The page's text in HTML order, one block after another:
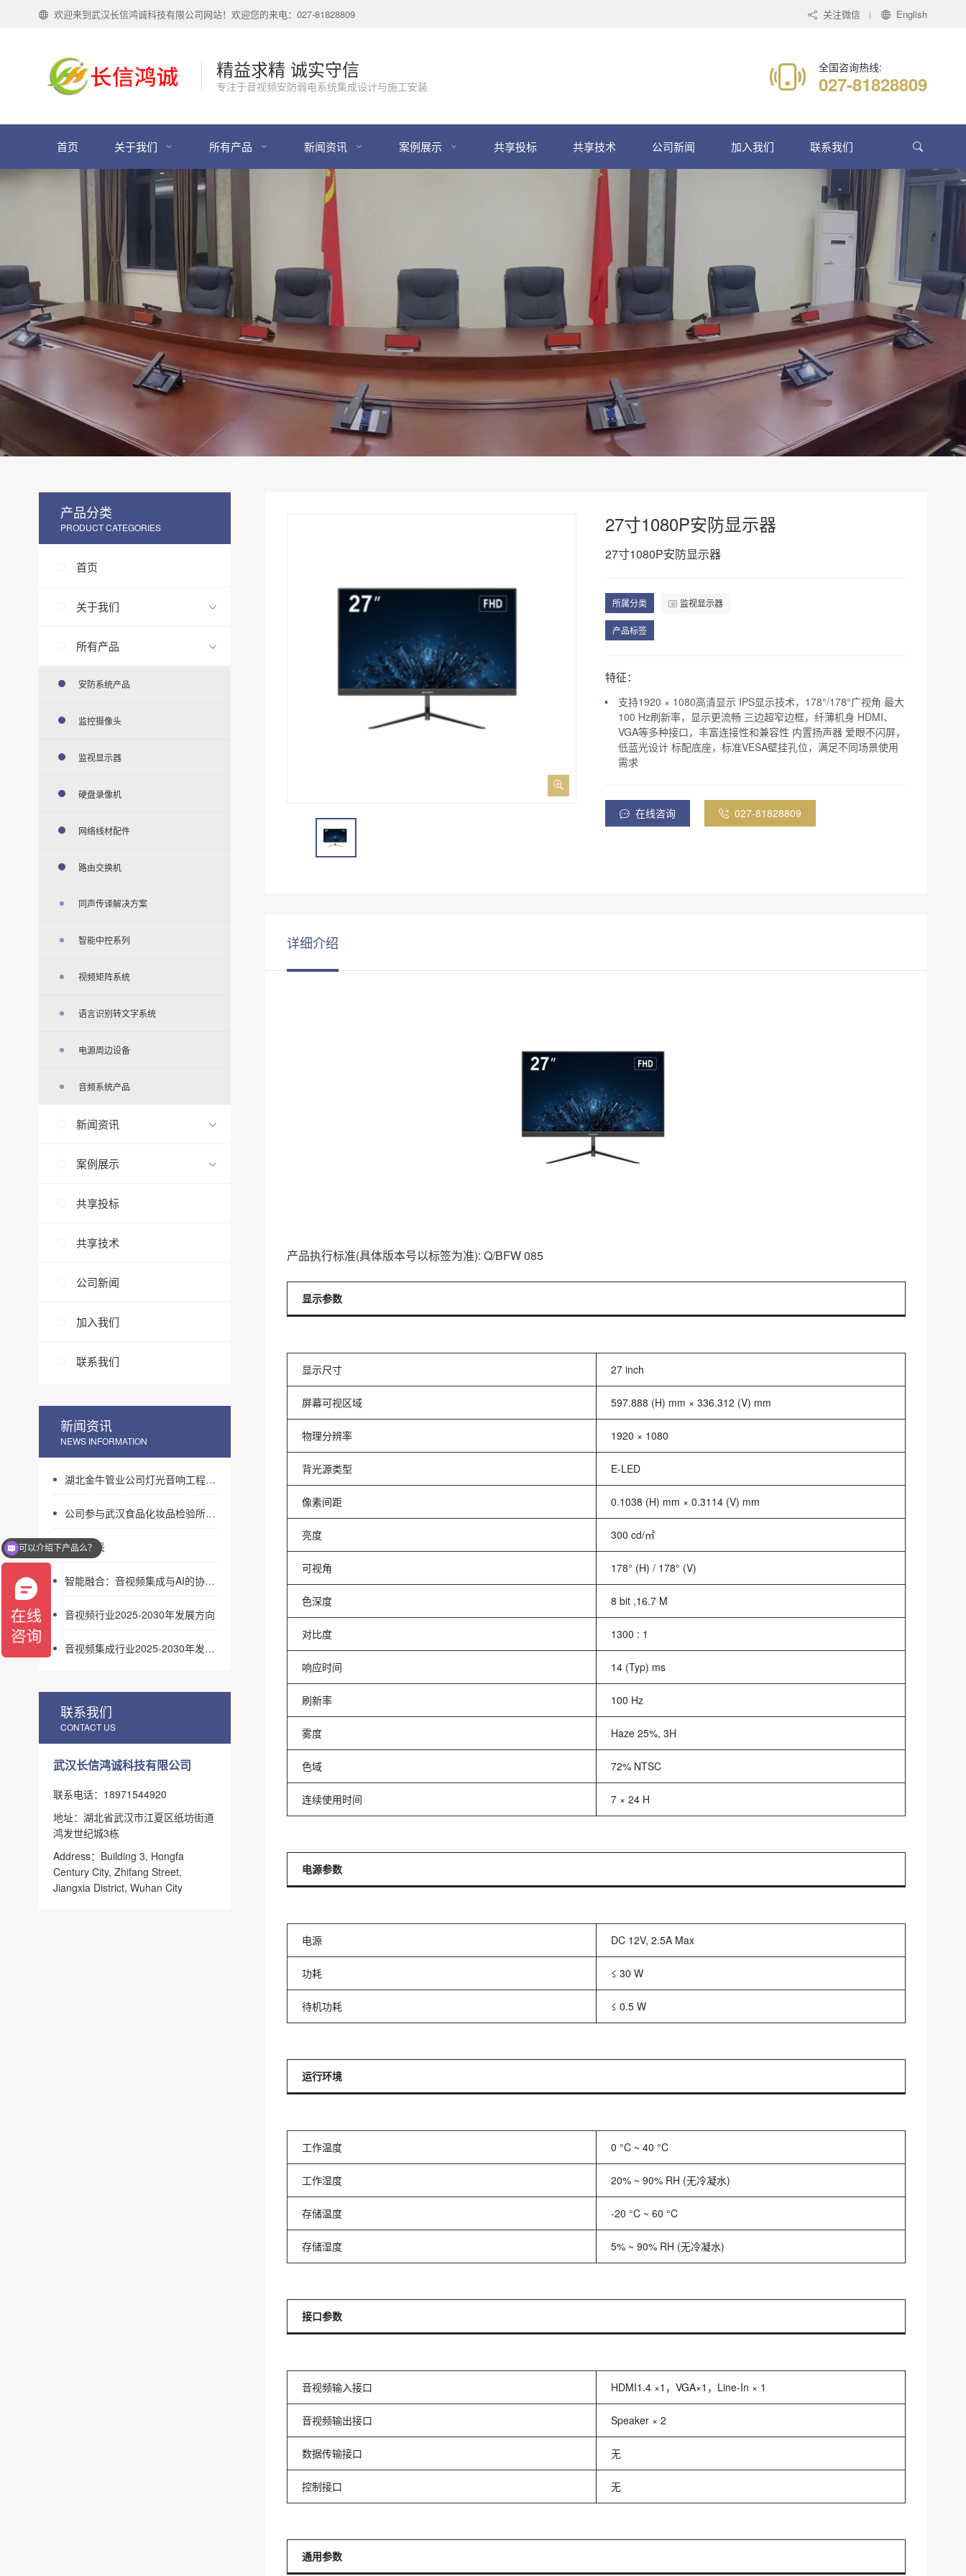
欢迎来到武汉长信鸿诚科技有限公司网站！欢迎您的来电：027-81828809 关注微信 English
精益求精 诚实守信
专注于音视频安防弱电系统集成设计与施工安装
全国咨询热线:
027-81828809
首页 关于我们 所有产品 新闻资讯 案例展示 共享投标 共享技术 公司新闻 加入我们 联系我们
产品分类
PRODUCT CATEGORIES
首页
关于我们
所有产品
安防系统产品
监控摄像头
监视显示器
硬盘录像机
网络线材配件
路由交换机
同声传译解决方案
智能中控系列
视频矩阵系统
语言识别转文字系统
电源周边设备
音频系统产品
新闻资讯
案例展示
共享投标
共享技术
公司新闻
加入我们
联系我们
新闻资讯
NEWS INFORMATION
湖北金牛管业公司灯光音响工程案例
公司参与武汉食品化妆品检验所音视频设计施工项目
团队风采
智能融合：音视频集成与AI的协同进化之路
音视频行业2025-2030年发展方向
音视频集成行业2025-2030年发展预测与趋势
联系我们
CONTACT US
武汉长信鸿诚科技有限公司
联系电话：18971544920
地址：湖北省武汉市江夏区纸坊街道
鸿发世纪城3栋
Address：Building 3, Hongfa
Century City, Zhifang Street,
Jiangxia District, Wuhan City
27寸1080P安防显示器
27寸1080P安防显示器
所属分类 监视显示器
产品标签
特征：
支持1920 × 1080高清显示 IPS显示技术，178°/178°广视角 最大
100 Hz刷新率，显示更流畅 三边超窄边框，纤薄机身 HDMI、
VGA等多种接口，丰富连接性和兼容性 内置扬声器 爱眼不闪屏，
低蓝光设计 标配底座，标准VESA壁挂孔位，满足不同场景使用
需求
在线咨询 027-81828809
详细介绍
产品执行标准(具体版本号以标签为准): Q/BFW 085
显示参数
显示尺寸 27 inch
屏幕可视区域 597.888 (H) mm × 336.312 (V) mm
物理分辨率 1920 × 1080
背光源类型 E-LED
像素间距 0.1038 (H) mm × 0.3114 (V) mm
亮度 300 cd/㎡
可视角 178° (H) / 178° (V)
色深度 8 bit ,16.7 M
对比度 1300 : 1
响应时间 14 (Typ) ms
刷新率 100 Hz
雾度 Haze 25%, 3H
色域 72% NTSC
连续使用时间 7 × 24 H
电源参数
电源 DC 12V, 2.5A Max
功耗 ≤ 30 W
待机功耗 ≤ 0.5 W
运行环境
工作温度 0 °C ~ 40 °C
工作湿度 20% ~ 90% RH (无冷凝水)
存储温度 -20 °C ~ 60 °C
存储湿度 5% ~ 90% RH (无冷凝水)
接口参数
音视频输入接口 HDMI1.4 ×1，VGA×1，Line-In × 1
音视频输出接口 Speaker × 2
数据传输接口 无
控制接口 无
通用参数
是怎么收费的呢？